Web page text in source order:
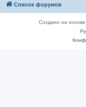
Список форумов
Создано на основе